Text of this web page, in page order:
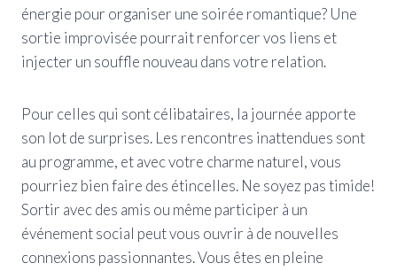
énergie pour organiser une soirée romantique? Une
sortie improvisée pourrait renforcer vos liens et
injecter un souffle nouveau dans votre relation.
Pour celles qui sont célibataires, la journée apporte
son lot de surprises. Les rencontres inattendues sont
au programme, et avec votre charme naturel, vous
pourriez bien faire des étincelles. Ne soyez pas timide!
Sortir avec des amis ou même participer à un
événement social peut vous ouvrir à de nouvelles
connexions passionnantes. Vous êtes en pleine